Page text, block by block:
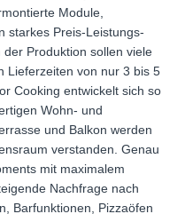
Module,
starkes Preis-Leistungs-
Produktion sollen viele
Lieferzeiten von nur 3 bis 5
Cooking entwickelt sich so
Wohn- und
und Balkon werden
verstanden. Genau
mit maximalem
Nachfrage nach
Barfunktionen, Pizzaöfen